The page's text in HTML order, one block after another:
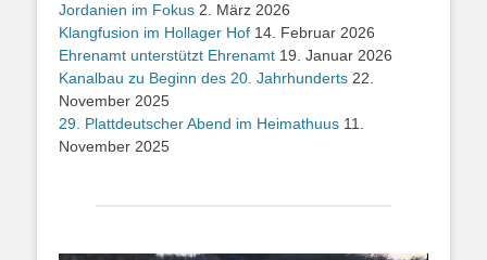
Jordanien im Fokus 2. März 2026
Klangfusion im Hollager Hof 14. Februar 2026
Ehrenamt unterstützt Ehrenamt 19. Januar 2026
Kanalbau zu Beginn des 20. Jahrhunderts 22.
November 2025
29. Plattdeutscher Abend im Heimathuus 11.
November 2025